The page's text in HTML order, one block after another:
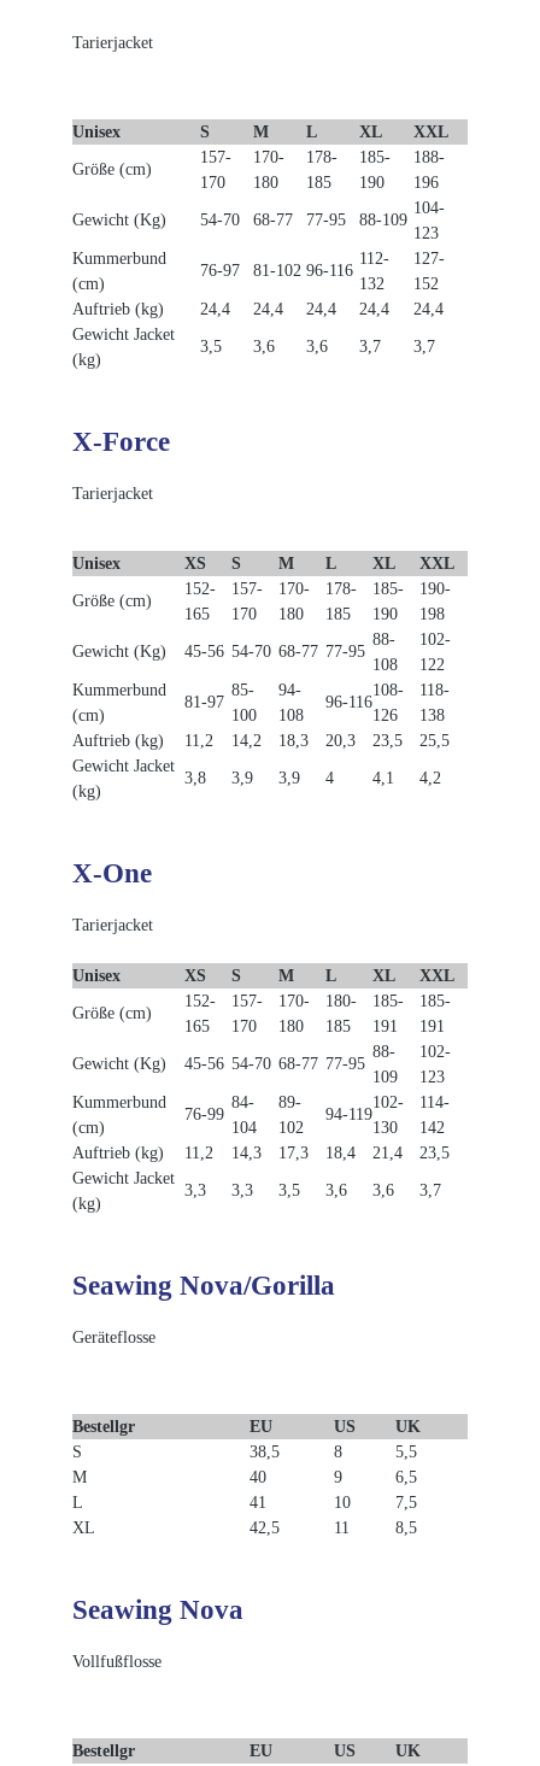
Tarierjacket
Unisex S M L XL XXL
Größe (cm)
157-
170
170-
180
178-
185
185-
190
188-
196
Gewicht (Kg) 54-70 68-77 77-95 88-109
104-
123
Kummerbund
(cm)
76-97 81-102 96-116
112-
132
127-
152
Auftrieb (kg)
24,4 24,4 24,4 24,4
24,4
Gewicht Jacket
(kg)
3,5 3,6 3,6 3,7 3,7
X-Force
Tarierjacket
Unisex XS S M L XL XXL
Größe (cm)
152-
165
157-
170
170-
180
178-
185
185-
190
190-
198
Gewicht (Kg) 45-56 54-70 68-77 77-95
88-
108
102-
122
Kummerbund
(cm)
81-97
85-
100
94-
108
96-116
108-
126
118-
138
Auftrieb (kg)
11,2 14,2 18,3 20,3 23,5
25,5
Gewicht Jacket
(kg)
3,8 3,9 3,9 4 4,1 4,2
X-One
Tarierjacket
Unisex XS S M L XL XXL
Größe (cm)
152-
165
157-
170
170-
180
180-
185
185-
191
185-
191
Gewicht (Kg) 45-56 54-70 68-77 77-95
88-
109
102-
123
Kummerbund
(cm)
76-99
84-
104
89-
102
94-119
102-
130
114-
142
Auftrieb (kg)
11,2 14,3 17,3 18,4 21,4
23,5
Gewicht Jacket
(kg)
3,3 3,3 3,5 3,6 3,6 3,7
Seawing Nova/Gorilla
Geräteflosse
Bestellgr EU US
UK
S
38,5 8
5,5
M
40 9
6,5
L
41 10
7,5
XL
42,5 11 8,5
Seawing Nova
Vollfußflosse
Bestellgr EU US
UK